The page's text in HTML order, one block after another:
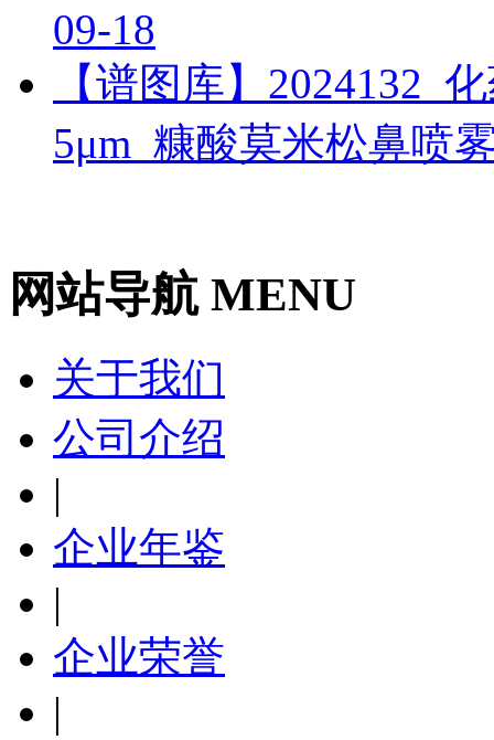
09-18
【谱图库】2024132_
5μm_糠酸莫米松鼻喷
网站导航 MENU
关于我们
公司介绍
|
企业年鉴
|
企业荣誉
|